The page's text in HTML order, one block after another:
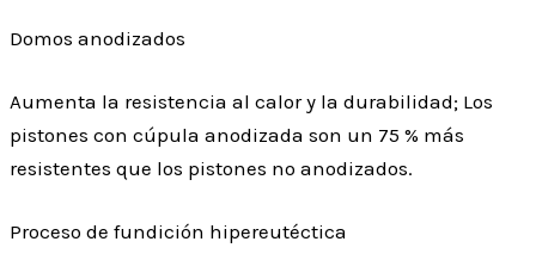
Domos anodizados
Aumenta la resistencia al calor y la durabilidad; Los
pistones con cúpula anodizada son un 75 % más
resistentes que los pistones no anodizados.
Proceso de fundición hipereutéctica